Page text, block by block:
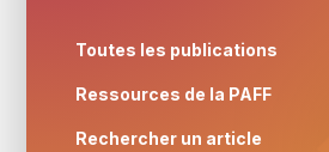
Toutes les publications
Ressources de la PAFF
Rechercher un article